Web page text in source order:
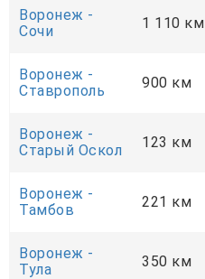
Воронеж -
Сочи
1 110 км
Воронеж -
Ставрополь
900 км
Воронеж -
Старый Оскол
123 км
Воронеж -
Тамбов
221 км
Воронеж -
Тула
350 км